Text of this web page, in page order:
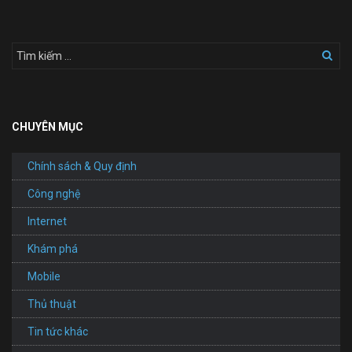
CHUYÊN MỤC
Chính sách & Quy định
Công nghệ
Internet
Khám phá
Mobile
Thủ thuật
Tin tức khác